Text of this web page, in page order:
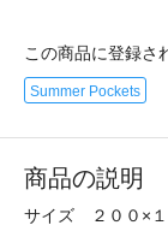
この商品に登録さ
Summer Pockets
商品の説明
サイズ ２００×１